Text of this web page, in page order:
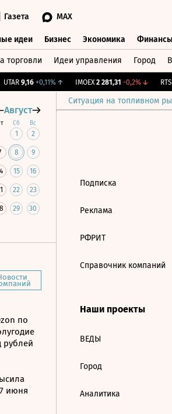
Газета MAX
идеи Бизнес Экономика Финансы
торговли Идеи управления Город
UTAR 9,16 +0,11%↑ IMOEX 2 281,31 -0,2%↓ RTSI
Ситуация на топливном
Август
Сб Вс
1 2
8 9
15 16
22 23
29 30
по
рублей
июня
Подписка
Реклама
РФРИТ
Справочник компаний
Наши проекты
ВЕДЫ
Город
Аналитика